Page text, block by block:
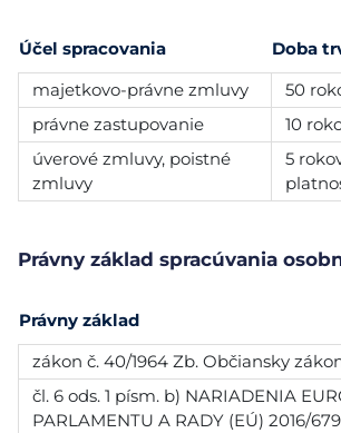
Účel spracovania
Doba
majetkovo-právne zmluvy
50
právne zastupovanie
10
úverové zmluvy, poistné
zmluvy
5
Právny základ spracúvania
Právny základ
zákon č. 40/1964 Zb. Občiansky
čl. 6 ods. 1 písm. b) NARIADENIA
PARLAMENTU A RADY (EÚ) 2016/